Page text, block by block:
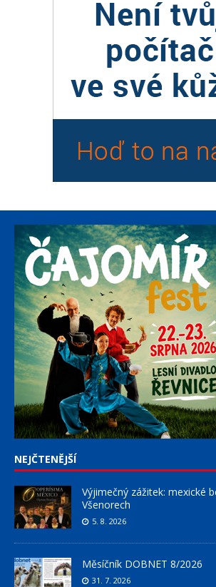
NEJČTENĚJŠÍ
Výjimečný zážitek: mexické
Všenorech
5. 8. 2026
Měsíčník DOBNET 8/2026
31. 7. 2026